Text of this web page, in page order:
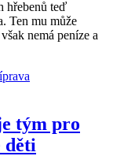
hřebenů teď
Ten mu může
nemá peníze a
tým pro
děti